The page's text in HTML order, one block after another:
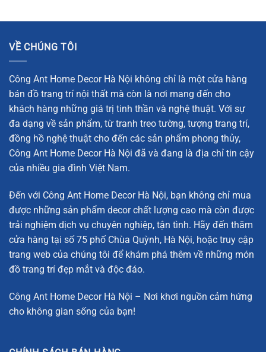
Tượng Mèo Nghệ Thuật
Quả Cầu Phúc Lộc
Giới Thiệu Về Mô Hình Sao Hỏa Decor Tinh Tế
Mô Hình Sao Hỏa Decor Tinh Tếlà sản phẩm đồ decor
trang trí cao cấp được chế tác từ pha lê, với kích thước vừa
phải nhưng rất dễ dàng thu hút ánh nhìn của bất kỳ ai khi
những không gian hiện đại và sang trọng, từ phòng khách
đến các góc thư giãn hay bàn làm việc.
Mô Hình Sao Hỏađược thiết kế theo hình dáng của hành
tinh Sao Hỏa, mang đến vẻ đẹp đặc biệt với những chi tiết
tỉ mỉ, mô phỏng chính xác các vòng quỹ đạo xung quanh.
mang lại sự cân bằng và hài hòa cho không gian sống của
bạn. Dưới đây là những thông số cơ bản của sản phẩm:
VỀ CHÚNG TÔI
Công Ant Home Decor Hà Nội không chỉ là một cửa hàng
bán đồ trang trí nội thất mà còn là nơi mang đến cho
khách hàng những giá trị tinh thần và nghệ thuật. Với sự
đa dạng về sản phẩm, từ tranh treo tường, tượng trang trí,
đồng hồ nghệ thuật cho đến các sản phẩm phong thủy,
Công Ant Home Decor Hà Nội đã và đang là địa chỉ tin cậy
của nhiều gia đình Việt Nam.
Đến với Công Ant Home Decor Hà Nội, bạn không chỉ mua
được những sản phẩm decor chất lượng cao mà còn được
trải nghiệm dịch vụ chuyên nghiệp, tận tình. Hãy đến thăm
cửa hàng tại số 75 phố Chùa Quỳnh, Hà Nội, hoặc truy cập
trang web của chúng tôi để khám phá thêm về những món
đồ trang trí đẹp mắt và độc đáo.
Công Ant Home Decor Hà Nội – Nơi khơi nguồn cảm hứng
cho không gian sống của bạn!